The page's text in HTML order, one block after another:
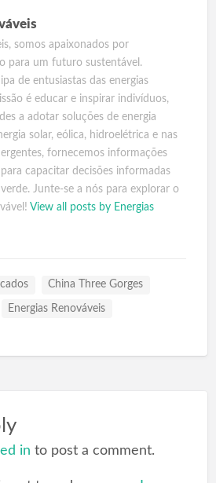
somos apaixonados por
para um futuro sustentável.
de entusiastas das energias
é educar e inspirar indivíduos,
a adotar soluções de energia
solar, eólica, hidroelétrica e nas
fornecemos informações
capacitar decisões informadas
Junte-se a nós para explorar o
View all posts by Energias
China Three Gorges
Energias Renováveis
in to post a comment.